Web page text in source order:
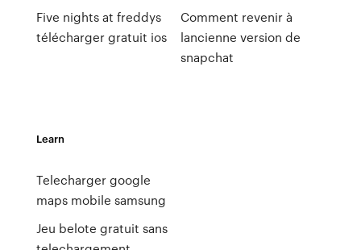
Five nights at freddys
télécharger gratuit ios
Comment revenir à
lancienne version de
snapchat
Learn
Telecharger google
maps mobile samsung
Jeu belote gratuit sans